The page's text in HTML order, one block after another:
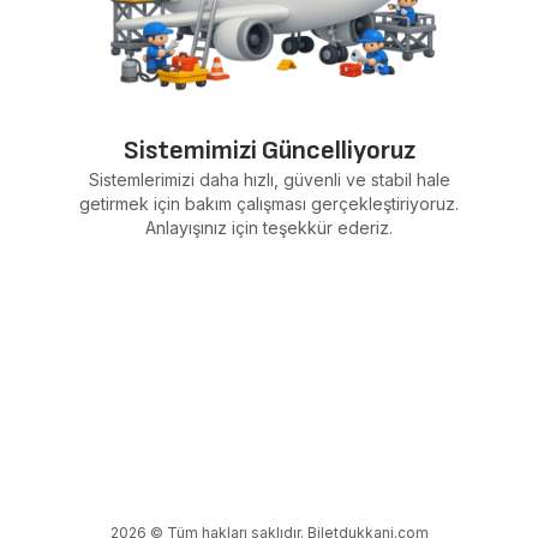
Sistemimizi Güncelliyoruz
Sistemlerimizi daha hızlı, güvenli ve stabil hale
getirmek için bakım çalışması gerçekleştiriyoruz.
Anlayışınız için teşekkür ederiz.
2026 © Tüm hakları saklıdır. Biletdukkani.com